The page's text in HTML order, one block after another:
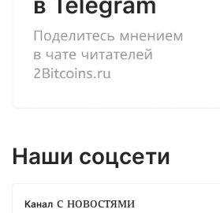
Наши соцсети
Канал с новостями